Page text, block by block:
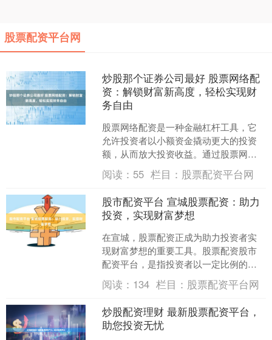
股票配资平台网
炒股那个证券公司最好 股票网络配
资：解锁财富新高度，轻松实现财
务自由
股票网络配资是一种金融杠杆工具，它
允许投资者以小额资金撬动更大的投资
额，从而放大投资收益。通过股票网络
配资，投资者可以轻松实现财务自由，
解锁财富新高度。 * *....
阅读： 55 栏目： 股票配资平台网
股市配资平台 宣城股票配资：助力
投资，实现财富梦想
在宣城，股票配资正成为助力投资者实
现财富梦想的重要工具。股票配资股市
配资平台，是指投资者以一定比例的自
有资金作为保证金，向配资公司借入资
金进行股票投资的行为。 ....
阅读： 134 栏目： 股票配资平台网
炒股配资理财 最新股票配资平台，
助您投资无忧